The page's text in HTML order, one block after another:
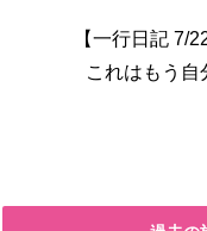
【一行日記 7/
これはもう自